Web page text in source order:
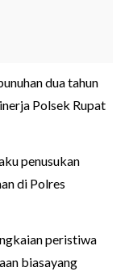
dua tahun
Polsek Rupat
penusukan
di Polres
peristiwa
biasayang